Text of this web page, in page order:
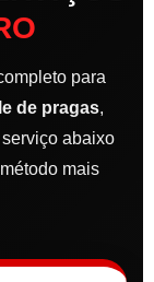
para
de pragas,
abaixo
mais